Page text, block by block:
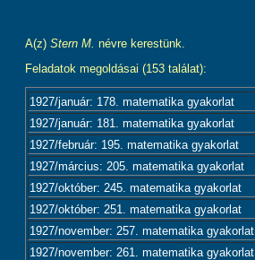
A(z) Stern M. névre kerestünk.
Feladatok megoldásai (153 találat):
1927/január: 178. matematika gyakorlat
1927/január: 181. matematika gyakorlat
1927/február: 195. matematika gyakorlat
1927/március: 205. matematika gyakorlat
1927/október: 245. matematika gyakorlat
1927/október: 251. matematika gyakorlat
1927/november: 257. matematika gyakorlat
1927/november: 261. matematika gyakorlat